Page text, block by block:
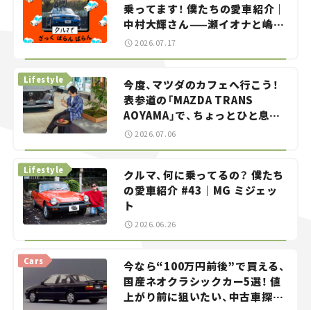
乗ってます！ 僕たちの愛車紹介｜
中村大輝さん——瀬イオナと嶋田
智之の「クルマでざっくばらんば
2026.07.17
今度、マツダのカフェへ行こう！
表参道の「MAZDA TRANS
AOYAMA」で、ちょっとひと息。
——連載｜CCGとクルマでどうす
Lifestyle
2026.07.06
クルマ、何に乗ってるの？ 僕たち
の愛車紹介 #43｜MG ミジェッ
ト
Lifestyle
2026.06.26
今なら“100万円前後”で買える、
国産ネオクラシックカー5選！ 値
上がり前に狙いたい、中古車探し
Cars